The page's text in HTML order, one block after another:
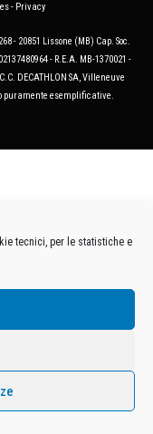
tecnici, per le statistiche e
- Privacy
- 20851 Lissone (MB) Cap. Soc.
- R.E.A. MB-1370021 -
DECATHLON SA, Villeneuve
puramente esemplificative.